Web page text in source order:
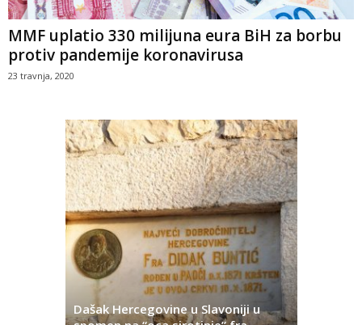
MMF uplatio 330 milijuna eura BiH za borbu
protiv pandemije koronavirusa
23 travnja, 2020
Dašak Hercegovine u Slavoniji u